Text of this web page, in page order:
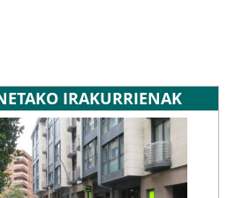
IRAKURRIENAK